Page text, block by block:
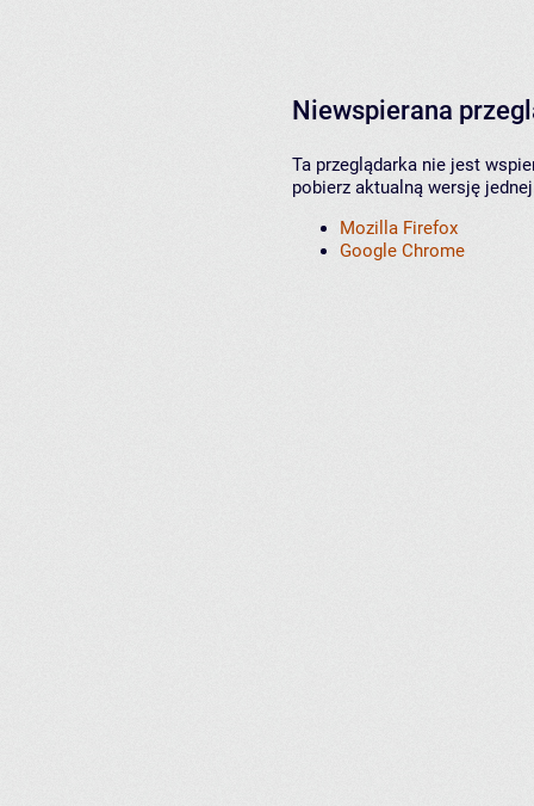
Niewspierana
Ta przeglądarka nie jest
pobierz aktualną wersję
Mozilla Firefox
Google Chrome